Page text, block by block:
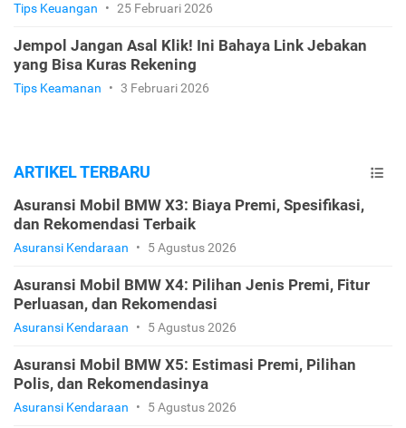
Tips Keuangan • 25 Februari 2026
Jempol Jangan Asal Klik! Ini Bahaya Link Jebakan
yang Bisa Kuras Rekening
Tips Keamanan • 3 Februari 2026
ARTIKEL TERBARU
Asuransi Mobil BMW X3: Biaya Premi, Spesifikasi,
dan Rekomendasi Terbaik
Asuransi Kendaraan • 5 Agustus 2026
Asuransi Mobil BMW X4: Pilihan Jenis Premi, Fitur
Perluasan, dan Rekomendasi
Asuransi Kendaraan • 5 Agustus 2026
Asuransi Mobil BMW X5: Estimasi Premi, Pilihan
Polis, dan Rekomendasinya
Asuransi Kendaraan • 5 Agustus 2026